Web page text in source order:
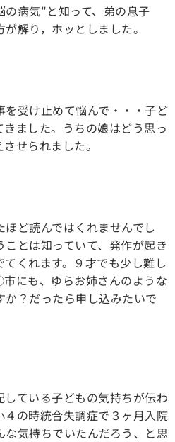
の病気″と知って、弟の息子
解り，ホッとしました。
受け止めて悩んで・・・子ど
ました。うちの娘はどう思っ
せられました。
ほど読んではくれませんでし
とは知っていて、発作が起き
くれます。９才でも少し難し
にも、ゆらお姉さんのような
？だったら申し込みたいで
ている子どもの気持ちが伝わ
の時統合失調症で３ヶ月入院
な気持ちでいたんだろう、と思